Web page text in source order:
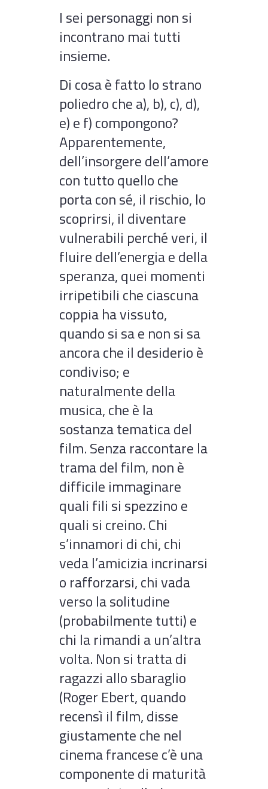
I sei personaggi non si
incontrano mai tutti
insieme.
Di cosa è fatto lo strano
poliedro che a), b), c), d),
e) e f) compongono?
Apparentemente,
dell’insorgere dell’amore
con tutto quello che
porta con sé, il rischio, lo
scoprirsi, il diventare
vulnerabili perché veri, il
fluire dell’energia e della
speranza, quei momenti
irripetibili che ciascuna
coppia ha vissuto,
quando si sa e non si sa
ancora che il desiderio è
condiviso; e
naturalmente della
musica, che è la
sostanza tematica del
film. Senza raccontare la
trama del film, non è
difficile immaginare
quali fili si spezzino e
quali si creino. Chi
s’innamori di chi, chi
veda l’amicizia incrinarsi
o rafforzarsi, chi vada
verso la solitudine
(probabilmente tutti) e
chi la rimandi a un’altra
volta. Non si tratta di
ragazzi allo sbaraglio
(Roger Ebert, quando
recensì il film, disse
giustamente che nel
cinema francese c’è una
componente di maturità